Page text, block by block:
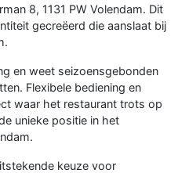
8, 1131 PW Volendam. Dit
gecreëerd die aanslaat bij
en weet seizoensgebonden
Flexibele bediening en
waar het restaurant trots op
unieke positie in het
keuze voor